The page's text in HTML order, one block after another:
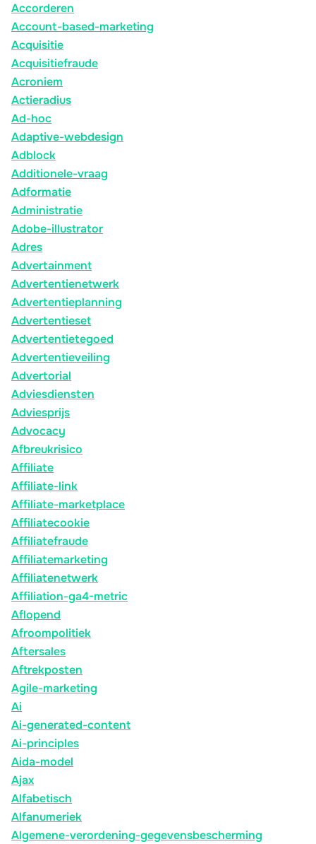
Accorderen
Account-based-marketing
Acquisitie
Acquisitiefraude
Acroniem
Actieradius
Ad-hoc
Adaptive-webdesign
Adblock
Additionele-vraag
Adformatie
Administratie
Adobe-illustrator
Adres
Advertainment
Advertentienetwerk
Advertentieplanning
Advertentieset
Advertentietegoed
Advertentieveiling
Advertorial
Adviesdiensten
Adviesprijs
Advocacy
Afbreukrisico
Affiliate
Affiliate-link
Affiliate-marketplace
Affiliatecookie
Affiliatefraude
Affiliatemarketing
Affiliatenetwerk
Affiliation-ga4-metric
Aflopend
Afroompolitiek
Aftersales
Aftrekposten
Agile-marketing
Ai
Ai-generated-content
Ai-principles
Aida-model
Ajax
Alfabetisch
Alfanumeriek
Algemene-verordening-gegevensbescherming